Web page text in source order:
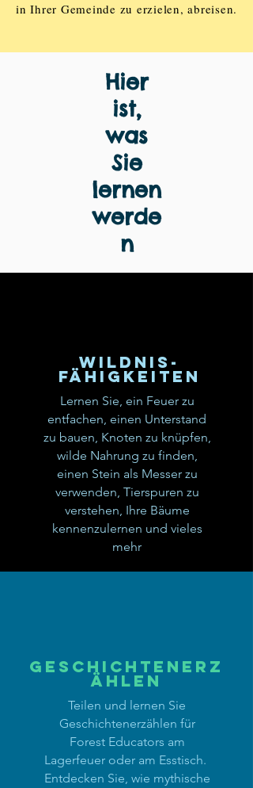
in Ihrer Gemeinde zu erzielen, abreisen.
Hier
ist,
was
Sie
lernen
werde
n
Wildnis-
Fähigkeiten
Lernen Sie, ein Feuer zu
entfachen, einen Unterstand
zu bauen, Knoten zu knüpfen,
wilde Nahrung zu finden,
einen Stein als Messer zu
verwenden, Tierspuren zu
verstehen, Ihre Bäume
kennenzulernen und vieles
mehr
Geschichtenerz
ählen
Teilen und lernen Sie
Geschichtenerzählen für
Forest Educators am
Lagerfeuer oder am Esstisch.
Entdecken Sie, wie mythische